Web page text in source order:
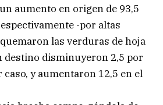
aumento en origen de 93,5
-por altas
las verduras de hoja
destino disminuyeron 2,5 por
y aumentaron 12,5 en el